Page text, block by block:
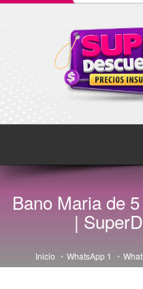
Bano Maria de
|
Inicio WhatsApp 1